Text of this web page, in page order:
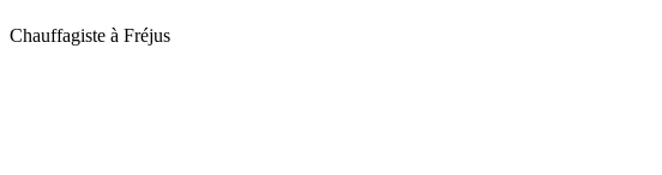
Chauffagiste à Fréjus